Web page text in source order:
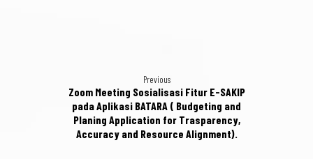
Previous
Zoom Meeting Sosialisasi Fitur E-SAKIP
pada Aplikasi BATARA ( Budgeting and
Planing Application for Trasparency,
Accuracy and Resource Alignment).